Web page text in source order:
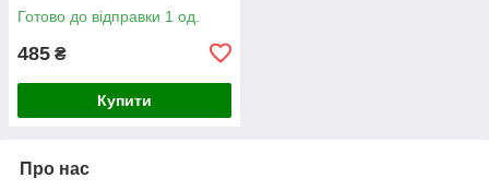
Готово до відправки 1 од.
485 ₴
Купити
Про нас